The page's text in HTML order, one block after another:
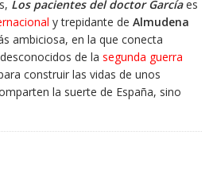
Los pacientes del doctor Garcíaes
y trepidante de Almudena
ambiciosa, en la que conecta
de la segunda guerra
construir las vidas de unos
la suerte de España, sino